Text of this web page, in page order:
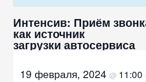
Интенсив: Приём
как источник
загрузки автосервиса
19 февраля, 2024@ 11:00